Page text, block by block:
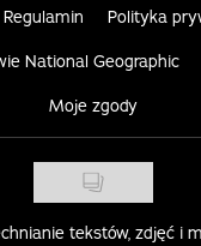
Regulamin Polityka
National Geographic
Moje zgody
tekstów, zdjęć i